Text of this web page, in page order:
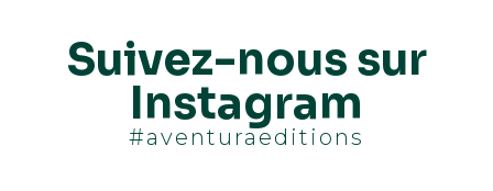
Suivez-nous sur
Instagram
#aventuraeditions